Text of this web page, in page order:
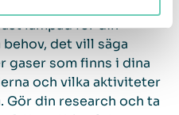
lämpad för din
det vill säga
gaser som finns i dina
och vilka aktiviteter
Gör din research och ta